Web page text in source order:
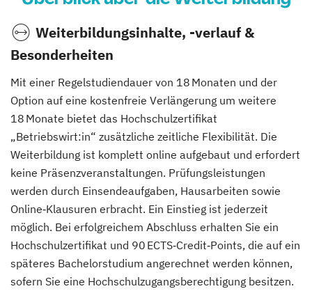
Weiterbildungsinhalte, -verlauf &
Besonderheiten
Mit einer Regelstudiendauer von 18 Monaten und der
Option auf eine kostenfreie Verlängerung um weitere
18 Monate bietet das Hochschulzertifikat
„Betriebswirt:in“ zusätzliche zeitliche Flexibilität. Die
Weiterbildung ist komplett online aufgebaut und erfordert
keine Präsenzveranstaltungen. Prüfungsleistungen
werden durch Einsendeaufgaben, Hausarbeiten sowie
Online‑Klausuren erbracht. Ein Einstieg ist jederzeit
möglich. Bei erfolgreichem Abschluss erhalten Sie ein
Hochschulzertifikat und 90 ECTS‑Credit‑Points, die auf ein
späteres Bachelorstudium angerechnet werden können,
sofern Sie eine Hochschulzugangsberechtigung besitzen.